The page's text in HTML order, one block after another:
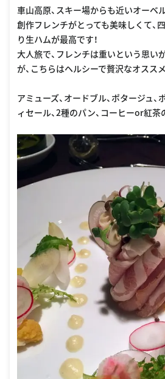
車山高原、スキー場からも近いオーベ
創作フレンチがとっても美味しくて、
り生ハムが最高です！
大人旅で、フレンチは重いという思い
が、こちらはヘルシーで贅沢なオスス
アミューズ、オードブル、ポタージュ、
ィセール、2種のパン、コーヒーor紅茶